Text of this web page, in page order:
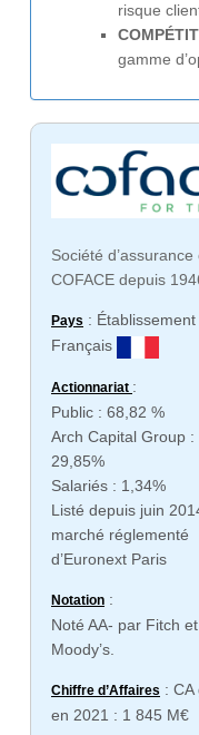
risque
gamme
Société d’assurance
COFACE depuis
Pays : Établissement
Français
Actionnariat :
Public : 68,82 %
Arch Capital Group :
29,85%
Salariés : 1,34%
Listé depuis juin
marché réglementé
d’Euronext Paris
Notation :
Noté AA- par Fitch
Moody’s.
Chiffre d’Affaires : CA
en 2021 : 1 845 M€